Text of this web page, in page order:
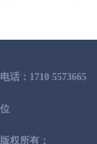
电话：1710 5573665
位
版权所有：